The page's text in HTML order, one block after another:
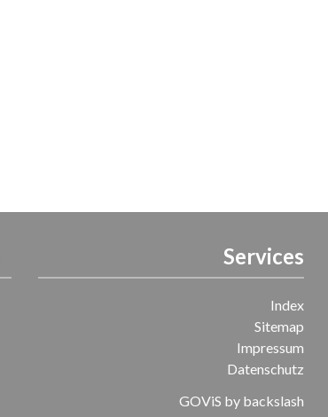
Services
Index
Sitemap
Impressum
Datenschutz
GOViS by backslash